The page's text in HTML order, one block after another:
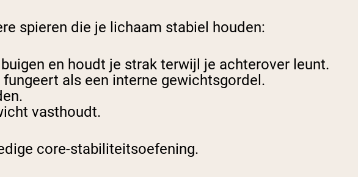
spieren die je lichaam stabiel houden:
en houdt je strak terwijl je achterover leunt.
als een interne gewichtsgordel.
vasthoudt.
core-stabiliteitsoefening.